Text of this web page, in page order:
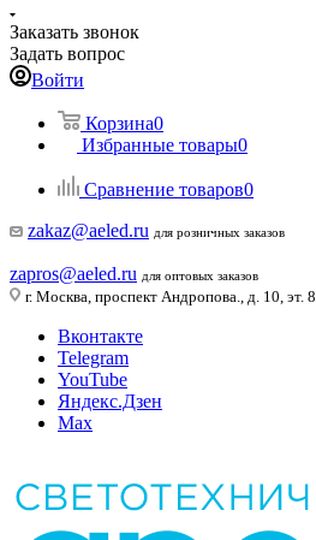
Заказать звонок
Задать вопрос
Войти
Корзина0
Избранные товары0
Сравнение товаров0
zakaz@aeled.ru для розничных заказов
zapros@aeled.ru для оптовых заказов
г. Москва, проспект Андропова., д. 10, эт. 8
Вконтакте
Telegram
YouTube
Яндекс.Дзен
Max